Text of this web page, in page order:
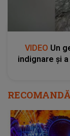
VIDEO Un
indignare și